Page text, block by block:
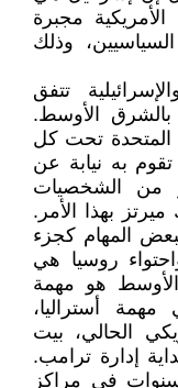
مجبرة
وذلك
تتفق
بالشرق الأوسط.
المتحدة تحت كل
تقوم به نيابة عن
من الشخصيات
ميرتز بهذا الأمر.
المهام كجزء
روسيا هي
الأوسط هو مهمة
أستراليا،
الحالي، بيت
إدارة ترامب.
في مراكز